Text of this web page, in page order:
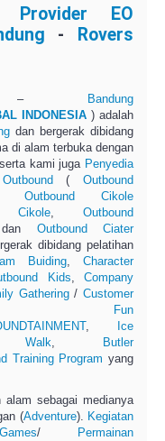
Provider EO
-
Rovers
Bandung
INDONESIA) adalah
dan bergerak dibidang
di alam terbuka dengan
kami juga Penyedia
(Outbound
Outbound Cikole
Cikole, Outbound
Outbound Ciater
dibidang pelatihan
Buiding, Character
Kids, Company
Gathering/ Customer
Fun
,
Ice
,
Butler
Training Program yang
alam sebagai medianya
(Adventure). Kegiatan
Games/
Permainan